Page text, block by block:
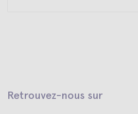
Retrouvez-nous sur